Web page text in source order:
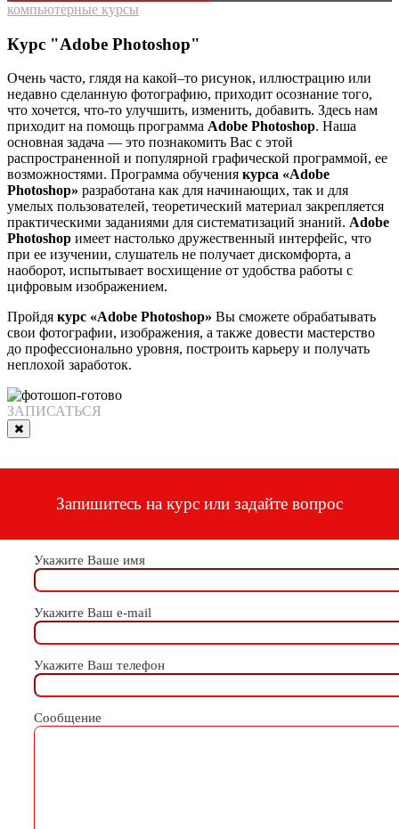
компьютерные курсы
Курс "Adobe Photoshop"
Очень часто, глядя на какой–то рисунок, иллюстрацию или
недавно сделанную фотографию, приходит осознание того,
что хочется, что-то улучшить, изменить, добавить. Здесь нам
приходит на помощь программа Adobe Photoshop. Наша
основная задача — это познакомить Вас с этой
распространенной и популярной графической программой, ее
возможностями. Программа обучения курса «Adobe
Photoshop» разработана как для начинающих, так и для
умелых пользователей, теоретический материал закрепляется
практическими заданиями для систематизаций знаний. Adobe
Photoshop имеет настолько дружественный интерфейс, что
при ее изучении, слушатель не получает дискомфорта, а
наоборот, испытывает восхищение от удобства работы с
цифровым изображением.
Пройдя курс «Adobe Photoshop» Вы сможете обрабатывать
свои фотографии, изображения, а также довести мастерство
до профессионально уровня, построить карьеру и получать
неплохой заработок.
ЗАПИСАТЬСЯ
Запишитесь на курс или задайте вопрос
Укажите Ваше имя
Укажите Ваш e-mail
Укажите Ваш телефон
Сообщение